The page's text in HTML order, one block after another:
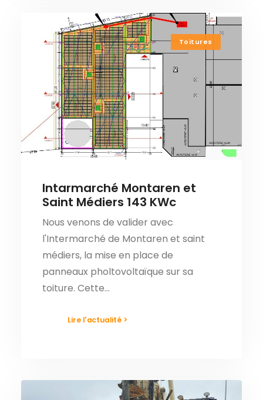
Toitures
Intarmarché Montaren et
Saint Médiers 143 KWc
Nous venons de valider avec
l'Intermarché de Montaren et saint
médiers, la mise en place de
panneaux pholtovoltaïque sur sa
toiture. Cette…
Lire l'actualité >